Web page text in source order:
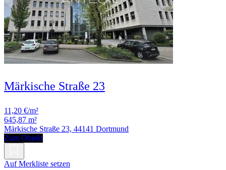
Märkische Straße 23
11,20 €/m²
645,87 m²
Märkische Straße 23, 44141 Dortmund
Zum Objekt
Auf Merkliste setzen